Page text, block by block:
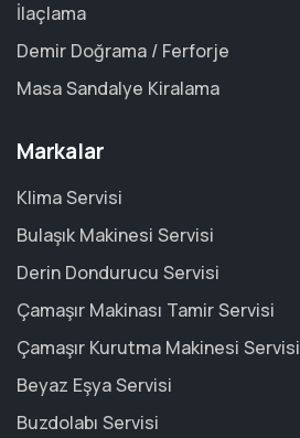
İlaçlama
Demir Doğrama / Ferforje
Masa Sandalye Kiralama
Markalar
Klima Servisi
Bulaşık Makinesi Servisi
Derin Dondurucu Servisi
Çamaşır Makinası Tamir Servisi
Çamaşır Kurutma Makinesi Servisi
Beyaz Eşya Servisi
Buzdolabı Servisi